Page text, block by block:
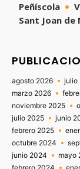
Peñíscola
Sant Joan de
agosto 2026 julio
marzo 2026
noviembre 2025
julio 2025
junio
febrero 2025
octubre 2024
junio 2024
mayo